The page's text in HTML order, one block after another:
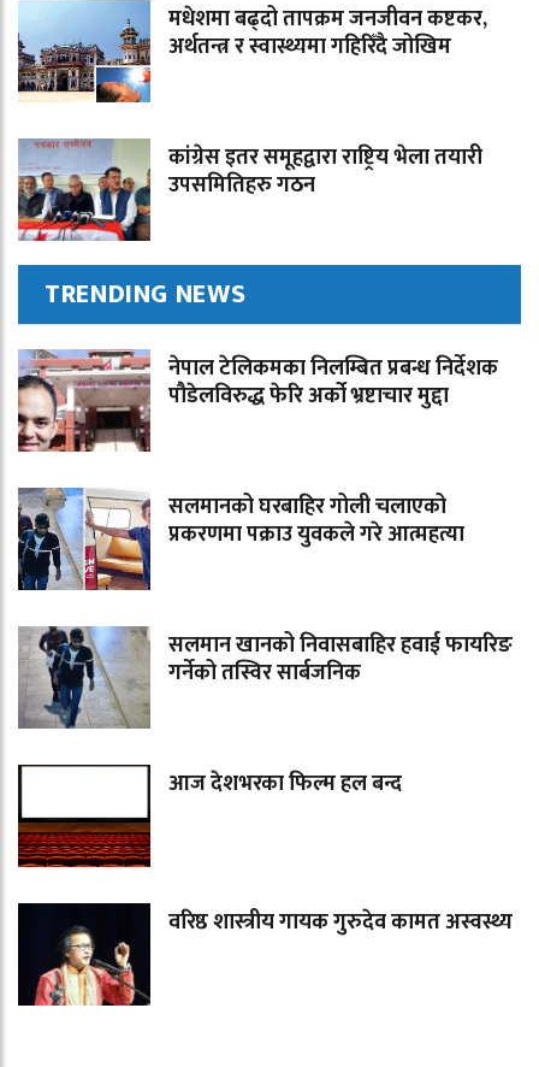
मधेशमा बढ्दो तापक्रम जनजीवन कष्टकर,
अर्थतन्त्र र स्वास्थ्यमा गहिरिँदै जोखिम
कांग्रेस इतर समूहद्वारा राष्ट्रिय भेला तयारी
उपसमितिहरु गठन
TRENDING NEWS
नेपाल टेलिकमका निलम्बित प्रबन्ध निर्देशक
पौडेलविरुद्ध फेरि अर्को भ्रष्टाचार मुद्दा
सलमानको घरबाहिर गोली चलाएको
प्रकरणमा पक्राउ युवकले गरे आत्महत्या
सलमान खानको निवासबाहिर हवाई फायरिङ
गर्नेको तस्विर सार्बजनिक
आज देशभरका फिल्म हल बन्द
वरिष्ठ शास्त्रीय गायक गुरुदेव कामत अस्वस्थ्य